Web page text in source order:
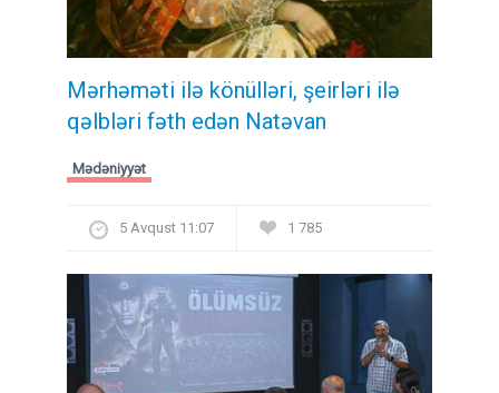
Mərhəməti ilə könülləri, şeirləri ilə
qəlbləri fəth edən Natəvan
Mədəniyyət
5 Avqust 11:07 1 785